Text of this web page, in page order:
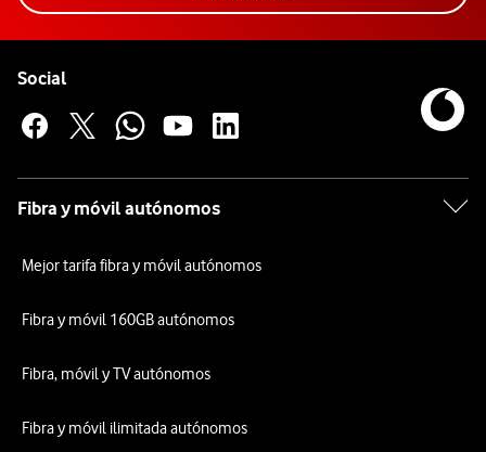
Social
Fibra y móvil autónomos
Mejor tarifa fibra y móvil autónomos
Fibra y móvil 160GB autónomos
Fibra, móvil y TV autónomos
Fibra y móvil ilimitada autónomos